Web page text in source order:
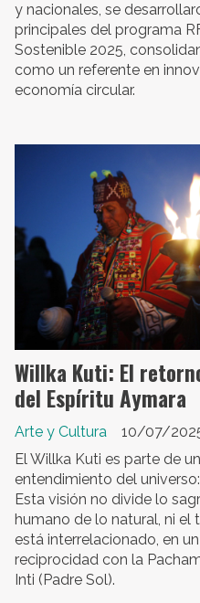
y nacionales, se
principales del programa
Sostenible 2025,
como un referente en
economía circular.
Willka Kuti: El
del Espíritu Aymara
Arte y Cultura
10/07/
El Willka Kuti es parte de
entendimiento del
Esta visión no divide lo
humano de lo natural, ni el
está interrelacionado, en
reciprocidad con la
Inti (Padre Sol).